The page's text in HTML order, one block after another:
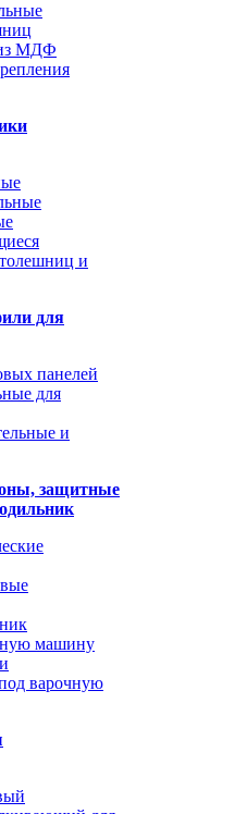
МДФ
и
для
панелей
для
и
защитные
машину
варочную